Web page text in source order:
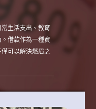
生活支出、教育
借款作為一種資
可以解決燃眉之
桃園借款的管